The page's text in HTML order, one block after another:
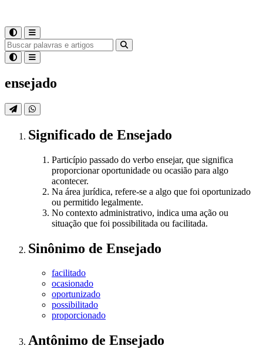
ensejado
Significado de Ensejado
Particípio passado do verbo ensejar, que significa
proporcionar oportunidade ou ocasião para algo
acontecer.
Na área jurídica, refere-se a algo que foi oportunizado
ou permitido legalmente.
No contexto administrativo, indica uma ação ou
situação que foi possibilitada ou facilitada.
Sinônimo de Ensejado
facilitado
ocasionado
oportunizado
possibilitado
proporcionado
Antônimo de Ensejado